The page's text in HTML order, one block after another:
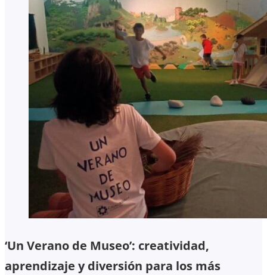
‘Un Verano de Museo’: creatividad,
aprendizaje y diversión para los más